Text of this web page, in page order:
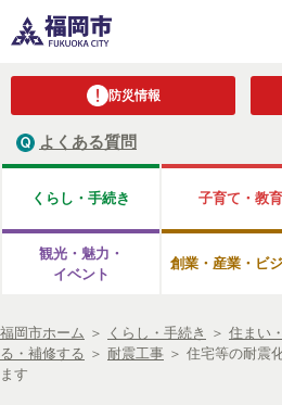
防災情報
よくある質問
くらし・手続き 子育て・教育
観光・魅力・
イベント
創業・産業・ビ
福岡市ホーム ＞ くらし・手続き ＞ 住まい
る・補修する ＞ 耐震工事 ＞ 住宅等の耐震
ます